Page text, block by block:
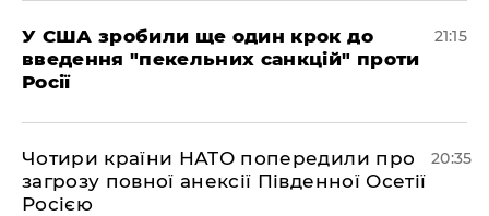
​У США зробили ще один крок до
введення "пекельних санкцій" проти
Росії
21:15
​Чотири країни НАТО попередили про
загрозу повної анексії Південної Осетії
Росією
20:35